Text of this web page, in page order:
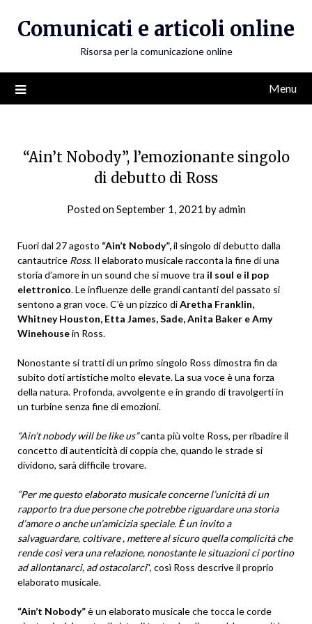
Comunicati e articoli online
Risorsa per la comunicazione online
Menu
“Ain’t Nobody”, l’emozionante singolo
di debutto di Ross
Posted onSeptember 1, 2021 byadmin
Fuori dal 27 agosto “Ain’t Nobody”,il singolo di debutto dalla
cantautrice Ross. Il elaborato musicale racconta la fine di una
storia d’amore in un sound che si muove tra il soul e il pop
elettronico. Le influenze delle grandi cantanti del passato si
sentono a gran voce. C’è un pizzico diAretha Franklin,
Whitney Houston, Etta James, Sade, Anita Baker e Amy
Winehousein Ross.
Nonostante si tratti di un primo singolo Ross dimostra fin da
subito doti artistiche molto elevate. La sua voce è una forza
della natura. Profonda, avvolgente e in grando di travolgerti in
un turbine senza fine di emozioni.
“Ain’t nobody will be like us”canta più volte Ross, per ribadire il
concetto di autenticità di coppia che, quando le strade si
dividono, sarà difficile trovare.
“Per me questo elaborato musicale concerne l’unicità di un
rapporto tra due persone che potrebbe riguardare una storia
d’amore o anche un’amicizia speciale. È un invito a
salvaguardare, coltivare , mettere al sicuro quella complicità che
rende così vera una relazione, nonostante le situazioni ci portino
ad allontanarci, ad ostacolarci“, così Ross descrive il proprio
elaborato musicale.
“Ain’t Nobody”è un elaborato musicale che tocca le corde